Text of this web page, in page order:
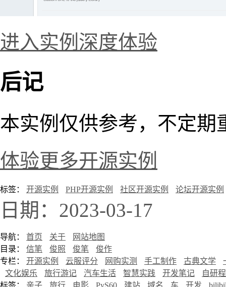
进入实例深度体验
后记
本实例仅供参考，不定期
体验更多开源实例
标签： 开源实例 PHP开源实例 社区开源实例 论坛开源实例
日期：2023-03-17
导航： 首页 关于
网站地图
目录： 信笔 俊照 俊笔
俊作
专栏： 开源实例 云服评分 网购实测 手工制作 古典文学
文化娱乐
旅行游记 汽车生活 智慧实践 开发笔记
自研